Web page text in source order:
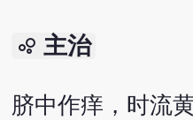
bubble_chart 主治
脐中作痒，时流